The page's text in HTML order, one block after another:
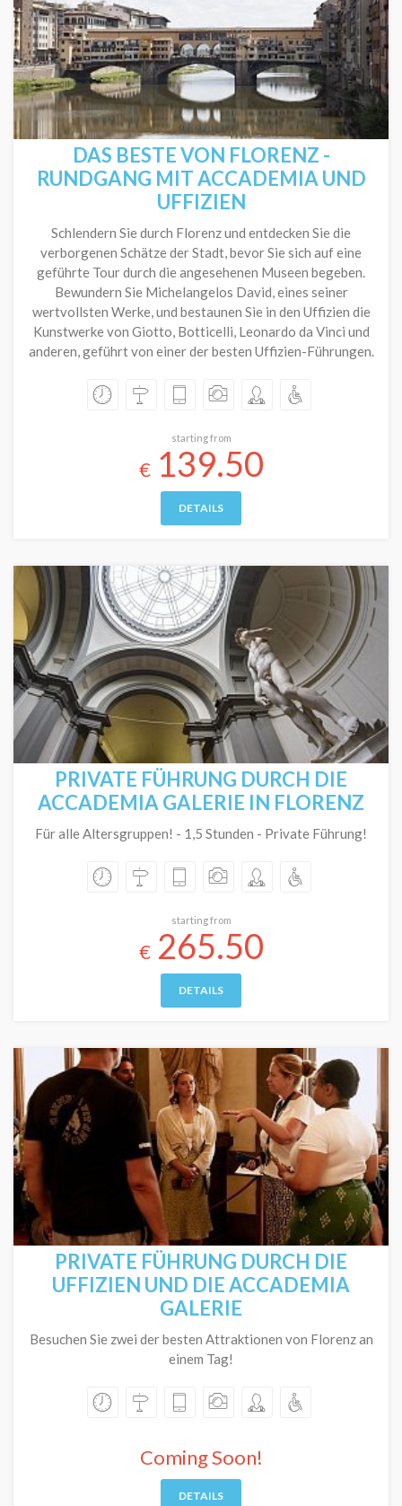
DAS BESTE VON FLORENZ -
RUNDGANG MIT ACCADEMIA UND
UFFIZIEN
Schlendern Sie durch Florenz und entdecken Sie die
verborgenen Schätze der Stadt, bevor Sie sich auf eine
geführte Tour durch die angesehenen Museen begeben.
Bewundern Sie Michelangelos David, eines seiner
wertvollsten Werke, und bestaunen Sie in den Uffizien die
Kunstwerke von Giotto, Botticelli, Leonardo da Vinci und
anderen, geführt von einer der besten Uffizien-Führungen.
starting from
€139.50
DETAILS
PRIVATE FÜHRUNG DURCH DIE
ACCADEMIA GALERIE IN FLORENZ
Für alle Altersgruppen! - 1,5 Stunden - Private Führung!
starting from
€265.50
DETAILS
PRIVATE FÜHRUNG DURCH DIE
UFFIZIEN UND DIE ACCADEMIA
GALERIE
Besuchen Sie zwei der besten Attraktionen von Florenz an
einem Tag!
Coming Soon!
DETAILS